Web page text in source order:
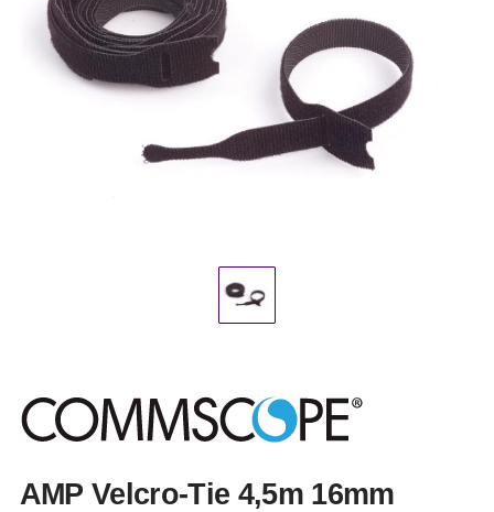
AMP Velcro-Tie 4,5m 16mm